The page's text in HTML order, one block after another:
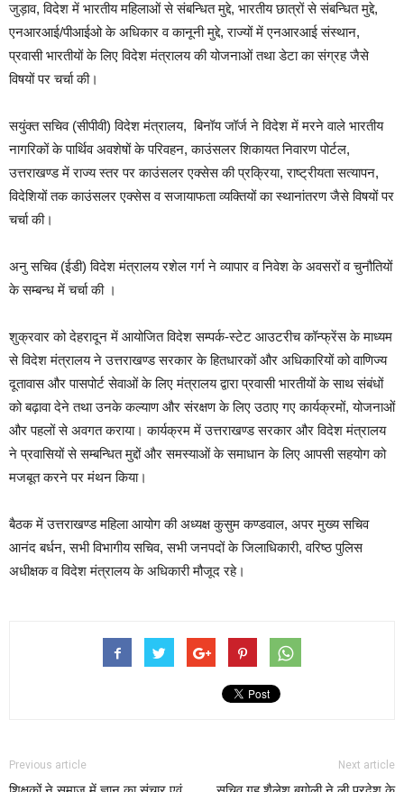
जुड़ाव, विदेश में भारतीय महिलाओं से संबन्धित मुद्दे, भारतीय छात्रों से संबन्धित मुद्दे,
एनआरआई/पीआईओ के अधिकार व कानूनी मुद्दे, राज्यों में एनआरआई संस्थान,
प्रवासी भारतीयों के लिए विदेश मंत्रालय की योजनाओं तथा डेटा का संग्रह जैसे
विषयों पर चर्चा की।
सयुंक्त सचिव (सीपीवी) विदेश मंत्रालय, बिनॉय जॉर्ज ने विदेश में मरने वाले भारतीय
नागरिकों के पार्थिव अवशेषों के परिवहन, काउंसलर शिकायत निवारण पोर्टल,
उत्तराखण्ड में राज्य स्तर पर काउंसलर एक्सेस की प्रक्रिया, राष्ट्रीयता सत्यापन,
विदेशियों तक काउंसलर एक्सेस व सजायाफता व्यक्तियों का स्थानांतरण जैसे विषयों पर
चर्चा की।
अनु सचिव (ईडी) विदेश मंत्रालय रशेल गर्ग ने व्यापार व निवेश के अवसरों व चुनौतियों
के सम्बन्ध में चर्चा की ।
शुक्रवार को देहरादून में आयोजित विदेश सम्पर्क-स्टेट आउटरीच कॉन्फ्रेंस के माध्यम
से विदेश मंत्रालय ने उत्तराखण्ड सरकार के हितधारकों और अधिकारियों को वाणिज्य
दूतावास और पासपोर्ट सेवाओं के लिए मंत्रालय द्वारा प्रवासी भारतीयों के साथ संबंधों
को बढ़ावा देने तथा उनके कल्याण और संरक्षण के लिए उठाए गए कार्यक्रमों, योजनाओं
और पहलों से अवगत कराया। कार्यक्रम में उत्तराखण्ड सरकार और विदेश मंत्रालय
ने प्रवासियों से सम्बन्धित मुद्दों और समस्याओं के समाधान के लिए आपसी सहयोग को
मजबूत करने पर मंथन किया।
बैठक में उत्तराखण्ड महिला आयोग की अध्यक्ष कुसुम कण्डवाल, अपर मुख्य सचिव
आनंद बर्धन, सभी विभागीय सचिव, सभी जनपदों के जिलाधिकारी, वरिष्ठ पुलिस
अधीक्षक व विदेश मंत्रालय के अधिकारी मौजूद रहे।
Previous article Next article